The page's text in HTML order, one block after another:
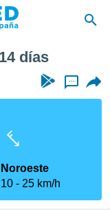
días
...
Noroeste
10
25 km/h